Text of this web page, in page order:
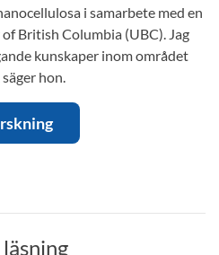
i samarbete med en
British Columbia (UBC). Jag
kunskaper inom området
hon.